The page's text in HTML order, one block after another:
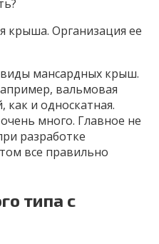
крыша. Организация ее
мансардных крыш.
вальмовая
и односкатная.
много. Главное не
разработке
все правильно
типа с